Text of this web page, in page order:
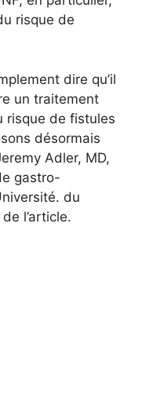
risque de
dire qu’il
un traitement
risque de fistules
désormais
Adler, MD,
gastro-
du
l’article.